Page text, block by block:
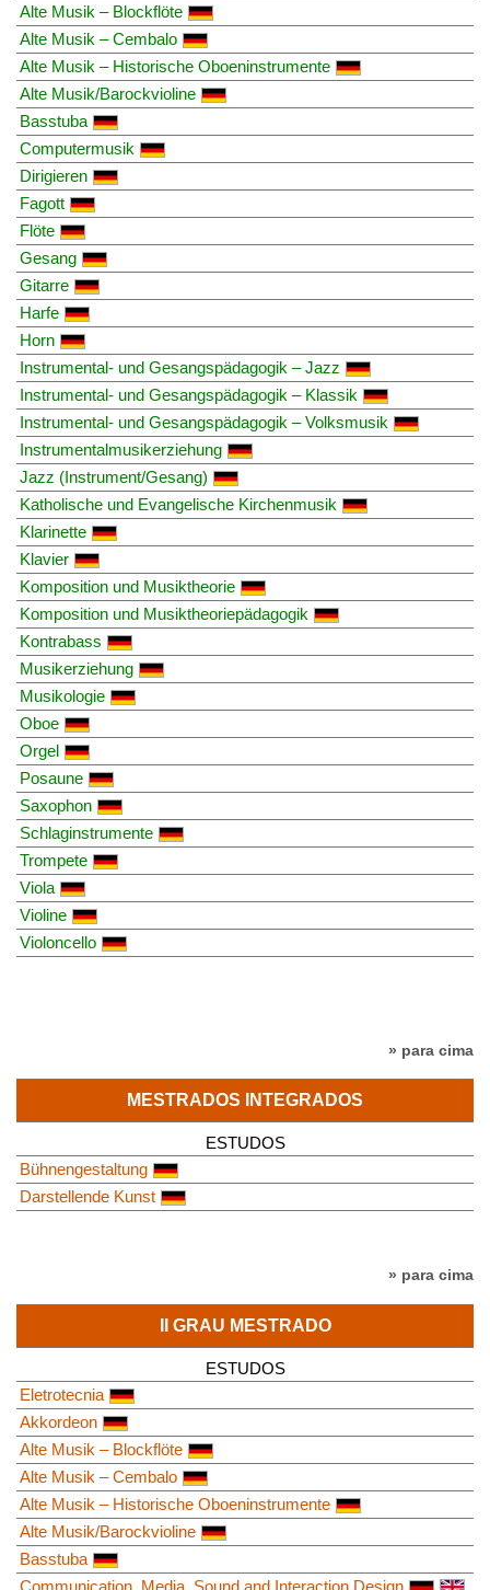
Alte Musik – Blockflöte
Alte Musik – Cembalo
Alte Musik – Historische Oboeninstrumente
Alte Musik/Barockvioline
Basstuba
Computermusik
Dirigieren
Fagott
Flöte
Gesang
Gitarre
Harfe
Horn
Instrumental- und Gesangspädagogik – Jazz
Instrumental- und Gesangspädagogik – Klassik
Instrumental- und Gesangspädagogik – Volksmusik
Instrumentalmusikerziehung
Jazz (Instrument/Gesang)
Katholische und Evangelische Kirchenmusik
Klarinette
Klavier
Komposition und Musiktheorie
Komposition und Musiktheoriepädagogik
Kontrabass
Musikerziehung
Musikologie
Oboe
Orgel
Posaune
Saxophon
Schlaginstrumente
Trompete
Viola
Violine
Violoncello
» para cima
MESTRADOS INTEGRADOS
ESTUDOS
Bühnengestaltung
Darstellende Kunst
» para cima
II GRAU MESTRADO
ESTUDOS
Eletrotecnia
Akkordeon
Alte Musik – Blockflöte
Alte Musik – Cembalo
Alte Musik – Historische Oboeninstrumente
Alte Musik/Barockvioline
Basstuba
Communication, Media, Sound and Interaction Design